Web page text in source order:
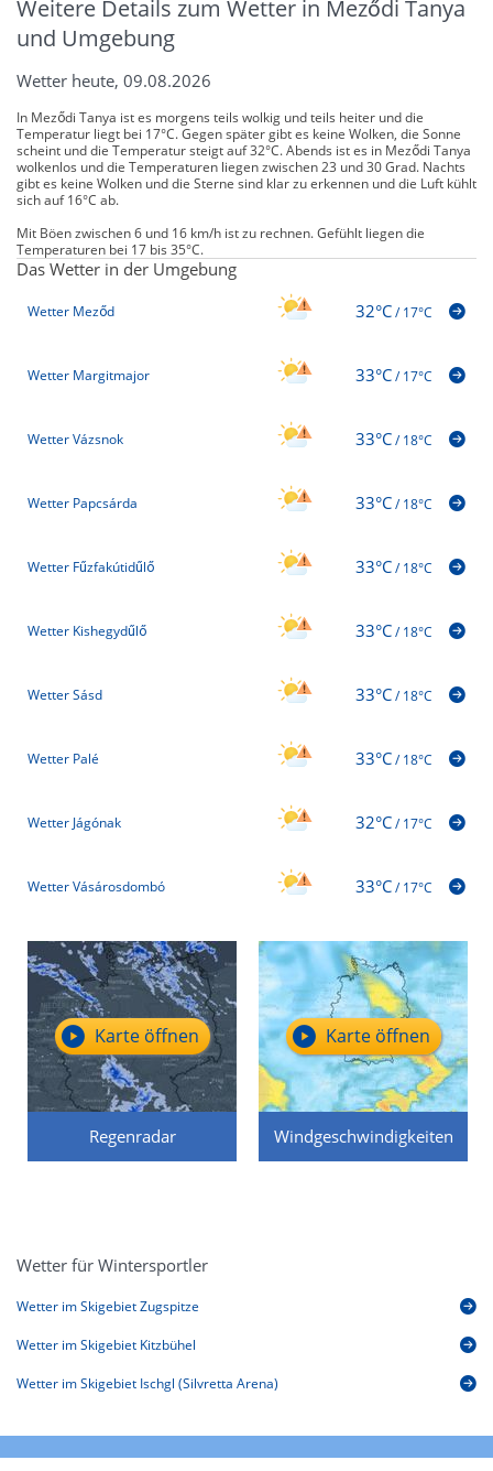
Weitere Details zum Wetter in Meződi Tanya
und Umgebung
Wetter heute, 09.08.2026
In Meződi Tanya ist es morgens teils wolkig und teils heiter und die
Temperatur liegt bei 17°C. Gegen später gibt es keine Wolken, die Sonne
scheint und die Temperatur steigt auf 32°C. Abends ist es in Meződi Tanya
wolkenlos und die Temperaturen liegen zwischen 23 und 30 Grad. Nachts
gibt es keine Wolken und die Sterne sind klar zu erkennen und die Luft kühlt
sich auf 16°C ab.
Mit Böen zwischen 6 und 16 km/h ist zu rechnen. Gefühlt liegen die
Temperaturen bei 17 bis 35°C.
Das Wetter in der Umgebung
Wetter Meződ 32°C/17°C
Wetter Margitmajor 33°C/17°C
Wetter Vázsnok 33°C/18°C
Wetter Papcsárda 33°C/18°C
Wetter Fűzfakútidűlő 33°C/18°C
Wetter Kishegydűlő 33°C/18°C
Wetter Sásd 33°C/18°C
Wetter Palé 33°C/18°C
Wetter Jágónak 32°C/17°C
Wetter Vásárosdombó 33°C/17°C
Regenradar
Karte öffnen
Windgeschwindigkeiten
Karte öffnen
Wetter für Wintersportler
Wetter im Skigebiet Zugspitze
Wetter im Skigebiet Kitzbühel
Wetter im Skigebiet Ischgl (Silvretta Arena)